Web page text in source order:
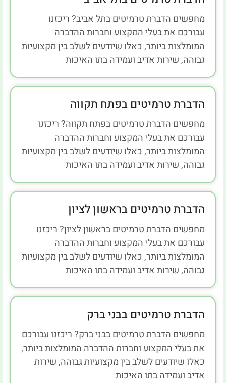
מחפשים הדברת טרמיטים בתל אביב? ריכזנו
עבורכם את בעלי המקצוע וחברות ההדברה
המומלצות ביותר, כאלו שיודעים לשלב בין מקצועיות
גבוהה, שירות אדיב ועמידה בתו האיכות
הדברת טרמיטים בפתח תקווה
מחפשים הדברת טרמיטים בפתח תקווה? ריכזנו
עבורכם את בעלי המקצוע וחברות ההדברה
המומלצות ביותר, כאלו שיודעים לשלב בין מקצועיות
גבוהה, שירות אדיב ועמידה בתו האיכות
הדברת טרמיטים בראשון לציון
מחפשים הדברת טרמיטים בראשון לציון? ריכזנו
עבורכם את בעלי המקצוע וחברות ההדברה
המומלצות ביותר, כאלו שיודעים לשלב בין מקצועיות
גבוהה, שירות אדיב ועמידה בתו האיכות
הדברת טרמיטים בבני ברק
מחפשים הדברת טרמיטים בבני ברק? ריכזנו עבורכם
את בעלי המקצוע וחברות ההדברה המומלצות ביותר,
כאלו שיודעים לשלב בין מקצועיות גבוהה, שירות
אדיב ועמידה בתו האיכות